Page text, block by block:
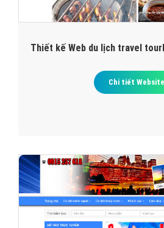
Thiết kế Web du lịch travel
Chi tiết Website